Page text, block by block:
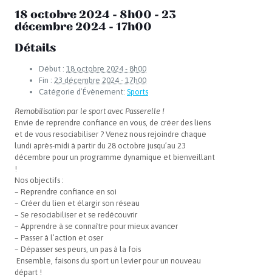
18 octobre 2024 - 8h00 - 23
décembre 2024 - 17h00
Détails
Début : 18 octobre 2024 - 8h00
Fin : 23 décembre 2024 - 17h00
Catégorie d’Évènement: Sports
Remobilisation par le sport avec Passerelle !
Envie de reprendre confiance en vous, de créer des liens
et de vous resociabiliser ? Venez nous rejoindre chaque
lundi après-midi à partir du 28 octobre jusqu’au 23
décembre pour un programme dynamique et bienveillant
!
Nos objectifs :
– Reprendre confiance en soi
– Créer du lien et élargir son réseau
– Se resociabiliser et se redécouvrir
– Apprendre à se connaître pour mieux avancer
– Passer à l’action et oser
– Dépasser ses peurs, un pas à la fois
Ensemble, faisons du sport un levier pour un nouveau
départ !